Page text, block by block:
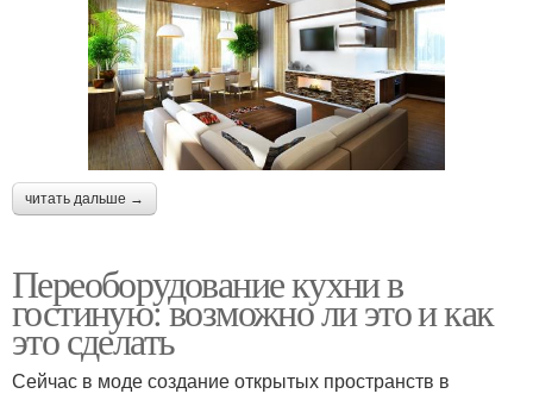
читать дальше →
Переоборудование кухни в
гостиную: возможно ли это и как
это сделать
Сейчас в моде создание открытых пространств в